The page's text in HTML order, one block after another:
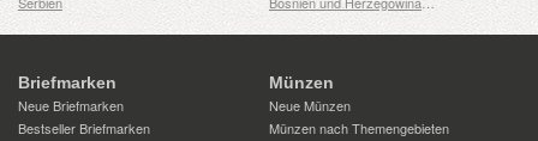
Briefmarken
Neue Briefmarken
Bestseller Briefmarken
Münzen
Neue Münzen
Münzen nach Themengebieten